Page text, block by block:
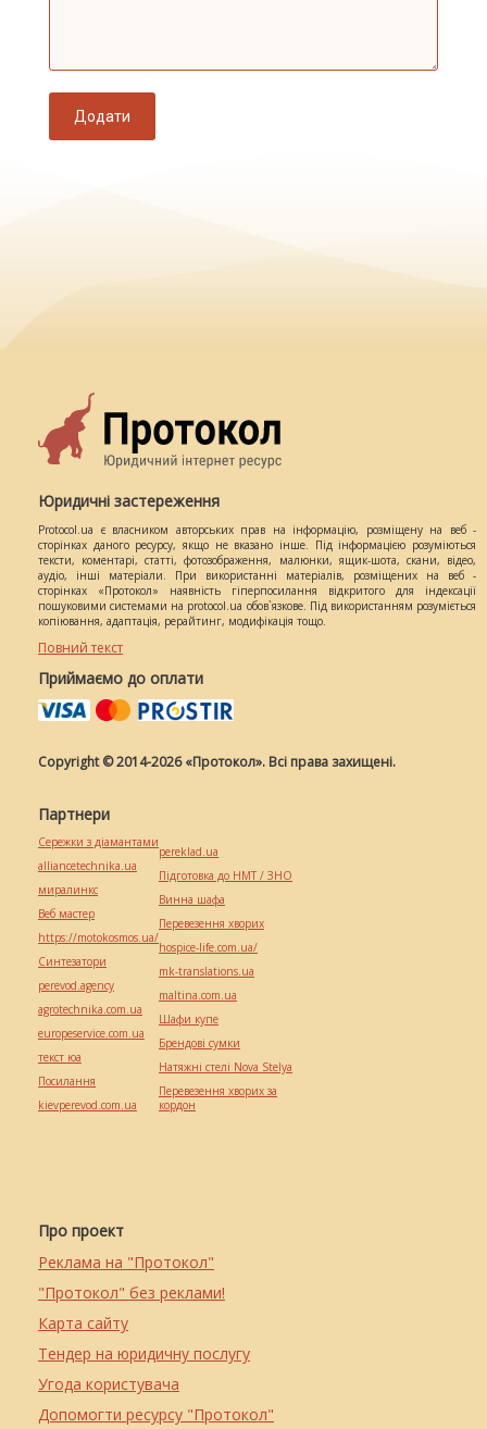
Додати
Юридичні застереження
Protocol.ua є власником авторських прав на інформацію, розміщену на веб -
сторінках даного ресурсу, якщо не вказано інше. Під інформацією розуміються
тексти, коментарі, статті, фотозображення, малюнки, ящик-шота, скани, відео,
аудіо, інші матеріали. При використанні матеріалів, розміщених на веб -
сторінках «Протокол» наявність гіперпосилання відкритого для індексації
пошуковими системами на protocol.ua обов`язкове. Під використанням розуміється
копіювання, адаптація, рерайтинг, модифікація тощо.
Повний текст
Приймаємо до оплати
Copyright © 2014-2026 «Протокол». Всі права захищені.
Про проект
Реклама на "Протокол"
"Протокол" без реклами!
Карта сайту
Тендер на юридичну послугу
Угода користувача
Допомогти ресурсу "Протокол"
Партнери
Сережки з діамантами
alliancetechnika.ua
миралинкс
Веб мастер
https://motokosmos.ua/
Синтезатори
perevod.agency
agrotechnika.com.ua
europeservice.com.ua
текст юа
Посилання
kievperevod.com.ua
pereklad.ua
Підготовка до НМТ / ЗНО
Винна шафа
Перевезення хворих
hospice-life.com.ua/
mk-translations.ua
maltina.com.ua
Шафи купе
Брендові сумки
Натяжні стелі Nova Stelya
Перевезення хворих за
кордон